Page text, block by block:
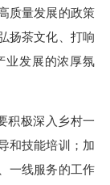
质量发展的政策
扬茶文化、打响
业发展的浓厚氛
积极深入乡村一
和技能培训；加
一线服务的工作